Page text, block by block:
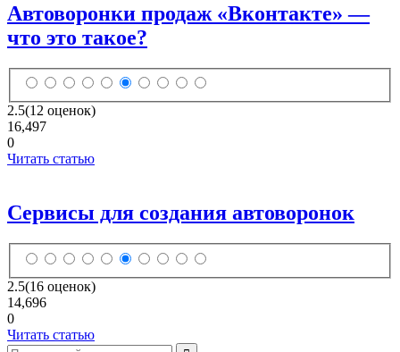
Автоворонки продаж «Вконтакте» —
что это такое?
2.5(12 оценок)
16,497
0
Читать статью
Сервисы для создания автоворонок
2.5(16 оценок)
14,696
0
Читать статью